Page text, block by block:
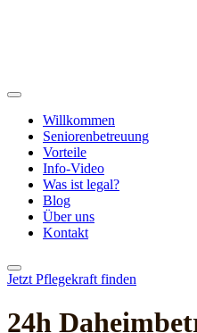
Willkommen
Seniorenbetreuung
Vorteile
Info-Video
Was ist legal?
Blog
Über uns
Kontakt
Jetzt Pflegekraft finden
24h